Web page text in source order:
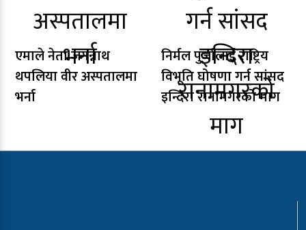
एमाले नेता जगन्नाथ
थपलिया वीर अस्पतालमा
भर्ना
निर्मल पुर्जालाई राष्ट्रिय
विभूति घोषणा गर्न सांसद
इन्दिरा रानामगरको माग